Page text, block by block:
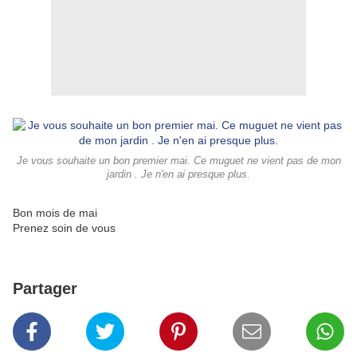
Je vous souhaite un bon premier mai. Ce muguet ne vient pas de mon
jardin . Je n'en ai presque plus.
Bon mois de mai
Prenez soin de vous
Partager